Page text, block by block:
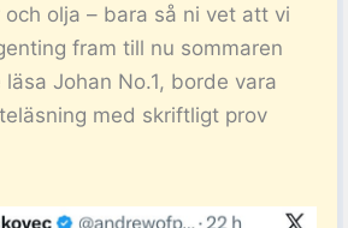
olja – bara så ni vet att vi
fram till nu sommaren
Johan No.1, borde vara
med skriftligt prov